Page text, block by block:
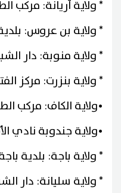
* ولاية أريانة: مركب
* ولاية بن عروس:
* ولاية منوبة: دار
* ولاية بنزرت: مركز
•ولاية الكاف: مركب
•ولاية جندوبة نادي
* ولاية باجة: بلدية
* ولاية سليانة: دار